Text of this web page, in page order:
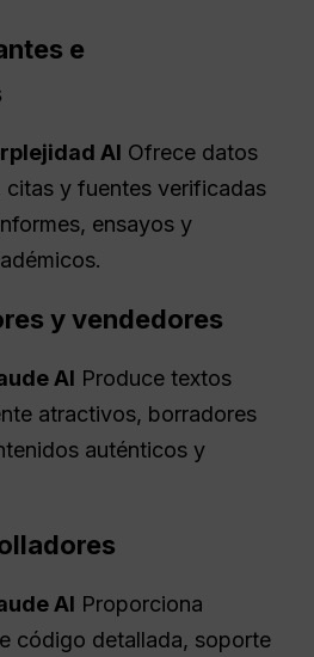
e
AI Ofrece datos
citas y fuentes verificadas
ensayos y
y vendedores
AI Produce textos
atractivos, borradores
auténticos y
AI Proporciona
código detallada, soporte